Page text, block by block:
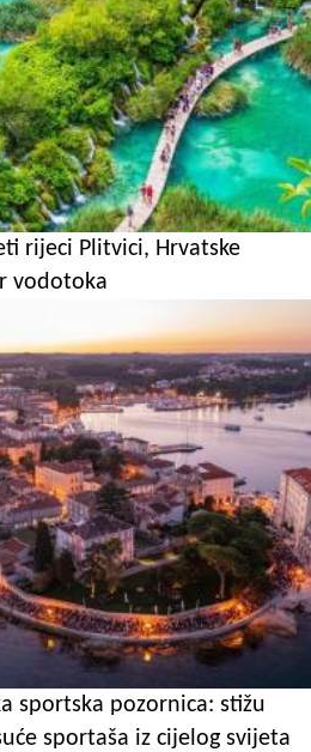
rijeci Plitvici, Hrvatske
vodotoka
sportska pozornica: stižu
sportaša iz cijelog svijeta